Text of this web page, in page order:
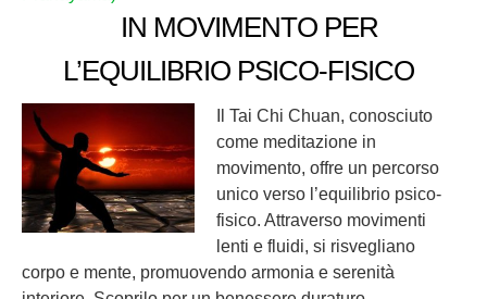
IN MOVIMENTO PER
L’EQUILIBRIO PSICO-FISICO
Il Tai Chi Chuan, conosciuto
come meditazione in
movimento, offre un percorso
unico verso l’equilibrio psico-
fisico. Attraverso movimenti
lenti e fluidi, si risvegliano
corpo e mente, promuovendo armonia e serenità